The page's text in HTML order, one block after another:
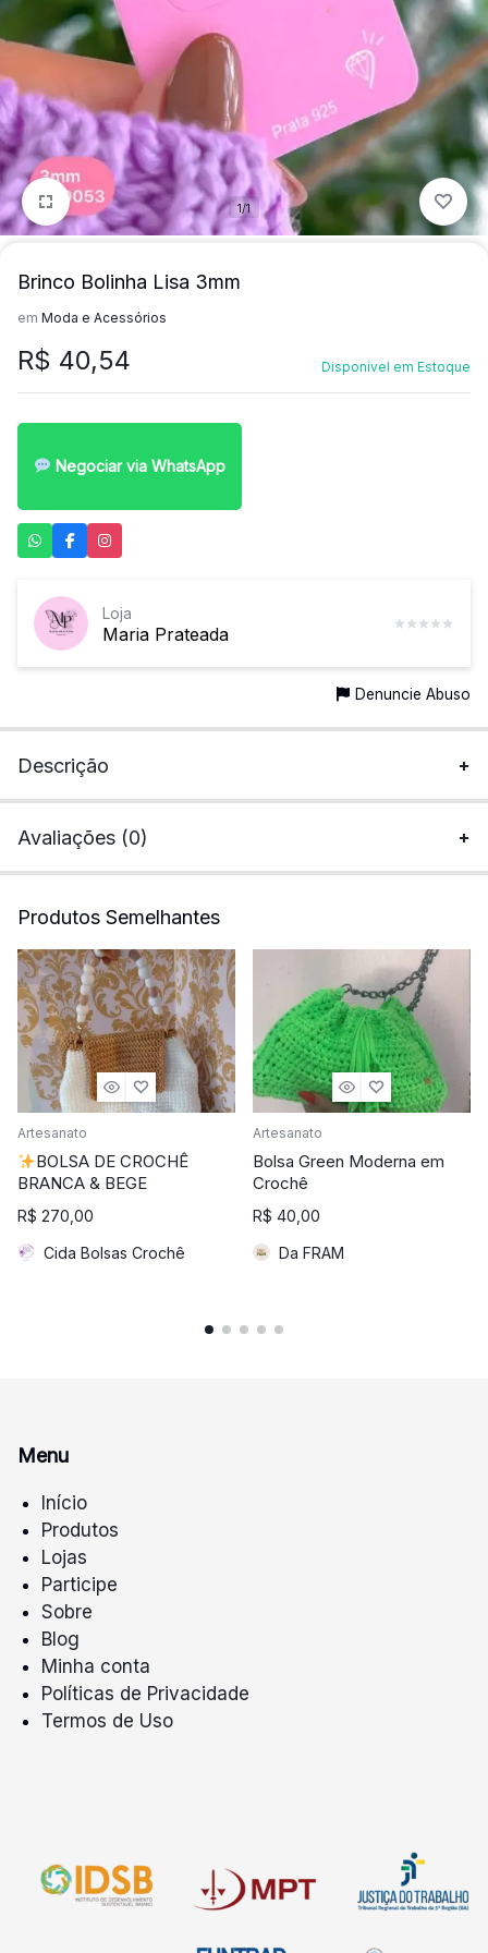
quem
mais
precisa!
precisa!
1/1
Brinco Bolinha Lisa 3mm
em Moda e Acessórios
R$ 40,54 Disponível em Estoque
Negociar via WhatsApp
Maria Prateada
Loja
Denuncie Abuso
Descrição
Avaliações (0)
Produtos Semelhantes
Artesanato
BOLSA DE CROCHÊ
BRANCA & BEGE
R$ 270,00
Cida Bolsas Crochê
Artesanato
Bolsa Green Moderna em
Crochê
R$ 40,00
Da FRAM
Menu
Início
Produtos
Lojas
Participe
Sobre
Blog
Minha conta
Políticas de Privacidade
Termos de Uso